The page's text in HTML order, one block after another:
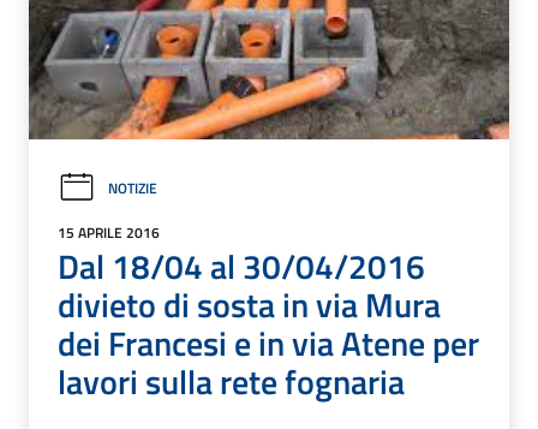
NOTIZIE
15 APRILE 2016
Dal 18/04 al 30/04/2016
divieto di sosta in via Mura
dei Francesi e in via Atene per
lavori sulla rete fognaria